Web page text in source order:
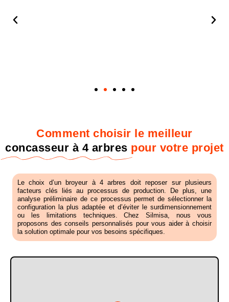
Réduction des coûts
d'exploitation
Comment choisir le meilleur
concasseur à 4 arbres pour votre projet
Le choix d’un broyeur à 4 arbres doit reposer sur plusieurs
facteurs clés liés au processus de production. De plus, une
analyse préliminaire de ce processus permet de sélectionner la
configuration la plus adaptée et d’éviter le surdimensionnement
ou les limitations techniques. Chez Silmisa, nous vous
proposons des conseils personnalisés pour vous aider à choisir
la solution optimale pour vos besoins spécifiques.